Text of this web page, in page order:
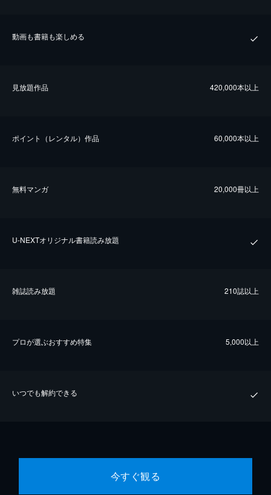
動画も書籍も楽しめる
⾒放題作品 420,000本以上
ポイント（レンタル）作品 60,000本以上
無料マンガ 20,000冊以上
U-NEXTオリジナル書籍読み放題
雑誌読み放題 210誌以上
プロが選ぶおすすめ特集 5,000以上
いつでも解約できる
今すぐ観る